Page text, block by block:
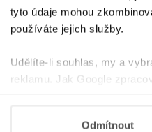
tyto údaje mohou
používáte jejich služby.
Udělíte-li souhlas, my a
reklamu. Jak Google
Odmítnout